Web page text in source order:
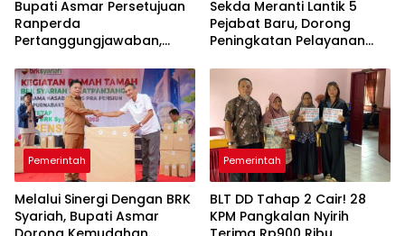
Bupati Asmar Persetujuan
Ranperda
Pertanggungjawaban,
Pemkab dan DPRD
Sekda Meranti Lantik 5
Pejabat Baru, Dorong
Peningkatan Pelayanan
Pemerintah
Melalui Sinergi Dengan BRK
Syariah, Bupati Asmar
Pemerintah
BLT DD Tahap 2 Cair! 28
KPM Pangkalan Nyirih